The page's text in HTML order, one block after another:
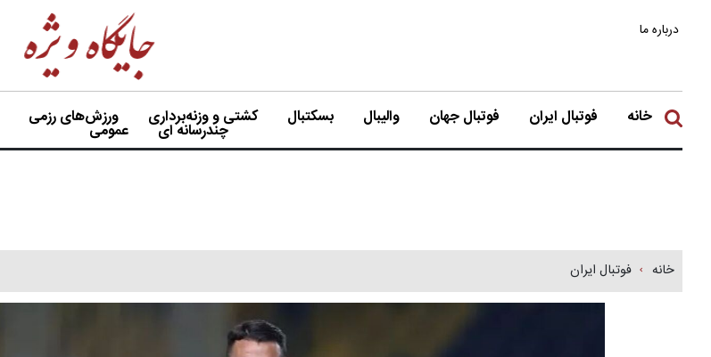
درباره ما
خانه فوتبال ایران فوتبال جهان والیبال بسکتبال کشتی و وزنه‌برداری ورزش‌های رزمی
چندرسانه ای عمومی
خانه فوتبال ایران